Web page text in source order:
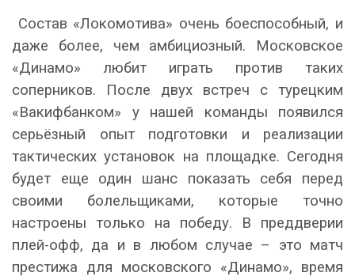
Состав «Локомотива» очень боеспособный, и
даже более, чем амбициозный. Московское
«Динамо» любит играть против таких
соперников. После двух встреч с турецким
«Вакифбанком» у нашей команды появился
серьёзный опыт подготовки и реализации
тактических установок на площадке. Сегодня
будет еще один шанс показать себя перед
своими болельщиками, которые точно
настроены только на победу. В преддверии
плей-офф, да и в любом случае – это матч
престижа для московского «Динамо», время